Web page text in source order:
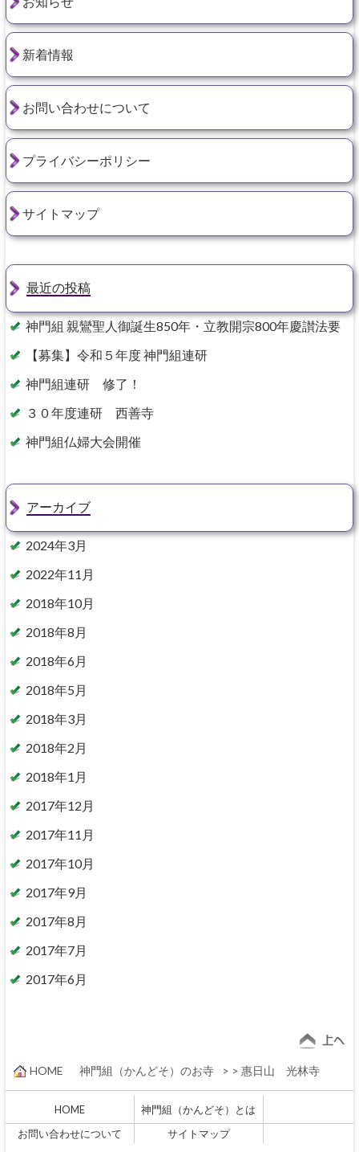
新着情報
お問い合わせについて
プライバシーポリシー
サイトマップ
最近の投稿
神門組 親鸞聖人御誕生850年・立教開宗800年慶讃法要
【募集】令和５年度 神門組連研
神門組連研 修了！
３０年度連研 西善寺
神門組仏婦大会開催
アーカイブ
2024年3月
2022年11月
2018年10月
2018年8月
2018年6月
2018年5月
2018年3月
2018年2月
2018年1月
2017年12月
2017年11月
2017年10月
2017年9月
2017年8月
2017年7月
2017年6月
HOME >
神門組（かんどそ）のお寺 > 惠日山 光林寺
HOME
神門組（かんどそ）とは
お問い合わせについて
サイトマップ